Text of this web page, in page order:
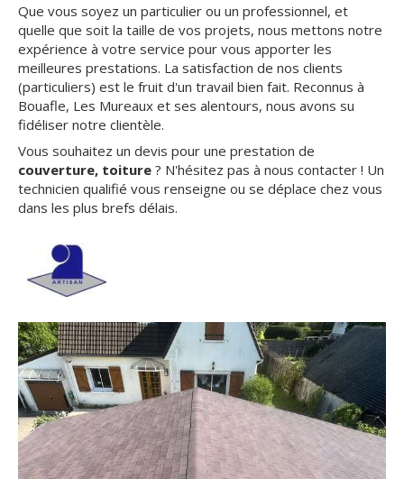
Que vous soyez un particulier ou un professionnel, et
quelle que soit la taille de vos projets, nous mettons notre
expérience à votre service pour vous apporter les
meilleures prestations. La satisfaction de nos clients
(particuliers) est le fruit d'un travail bien fait. Reconnus à
Bouafle, Les Mureaux et ses alentours, nous avons su
fidéliser notre clientèle.
Vous souhaitez un devis pour une prestation de
couverture, toiture ? N'hésitez pas à nous contacter ! Un
technicien qualifié vous renseigne ou se déplace chez vous
dans les plus brefs délais.